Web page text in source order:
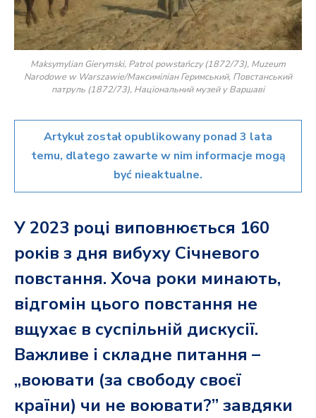
Maksymylian Gierymski, Patrol powstańczy (1872/73), Muzeum
Narodowe w Warszawie/Максиміліан Геримський, Повстанський
патруль (1872/73), Національний музей у Варшаві
Artykuł został opublikowany ponad 3 lata
temu, dlatego zawarte w nim informacje mogą
być nieaktualne.
У 2023 році виповнюється 160
років з дня вибуху Січневого
повстання. Хоча роки минають,
відгомін цього повстання не
вщухає в суспільній дискусії.
Важливе і складне питання –
„воювати (за свободу своєї
країни) чи не воювати?” завдяки